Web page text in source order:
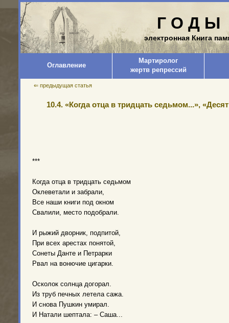
Г О Д Ы
электронная Книга
Оглавление
Мартиролог
жертв репрессий
⇐ предыдущая статья
10.4. «Когда отца в тридцать седьмом...»,
***
Когда отца в тридцать седьмом
Оклеветали и забрали,
Все наши книги под окном
Свалили, место подобрали.
И рыжий дворник, подпитой,
При всех арестах понятой,
Сонеты Данте и Петрарки
Рвал на вонючие цигарки.
Осколок солнца догорал.
Из труб печных летела сажа.
И снова Пушкин умирал.
И Натали шептала: – Саша...